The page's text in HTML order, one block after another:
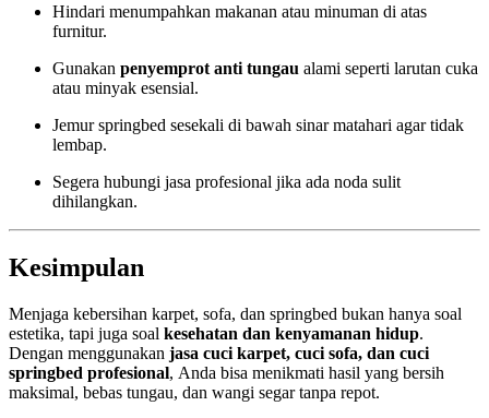
Hindari menumpahkan makanan atau minuman di atas
furnitur.
Gunakan penyemprot anti tungau alami seperti larutan cuka
atau minyak esensial.
Jemur springbed sesekali di bawah sinar matahari agar tidak
lembap.
Segera hubungi jasa profesional jika ada noda sulit
dihilangkan.
Kesimpulan
Menjaga kebersihan karpet, sofa, dan springbed bukan hanya soal
estetika, tapi juga soal kesehatan dan kenyamanan hidup.
Dengan menggunakan jasa cuci karpet, cuci sofa, dan cuci
springbed profesional, Anda bisa menikmati hasil yang bersih
maksimal, bebas tungau, dan wangi segar tanpa repot.